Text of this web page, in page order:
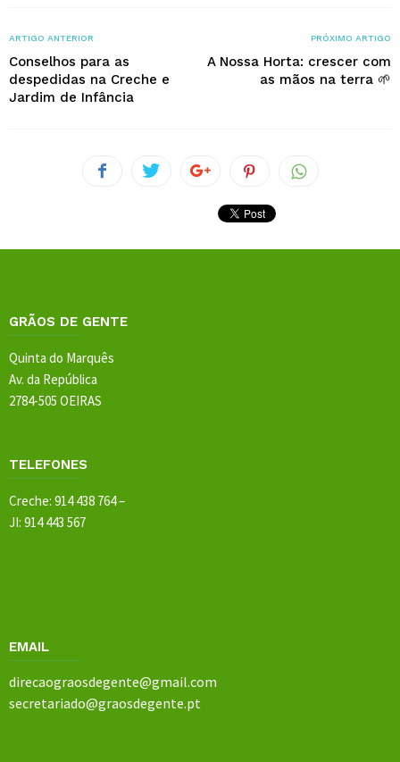
ARTIGO ANTERIOR
Conselhos para as
despedidas na Creche e
Jardim de Infância
PRÓXIMO ARTIGO
A Nossa Horta: crescer com
as mãos na terra 🌱
GRÃOS DE GENTE
Quinta do Marquês
Av. da República
2784-505 OEIRAS
TELEFONES
Creche: 914 438 764 –
JI: 914 443 567
EMAIL
direcaograosdegente@gmail.com
secretariado@graosdegente.pt